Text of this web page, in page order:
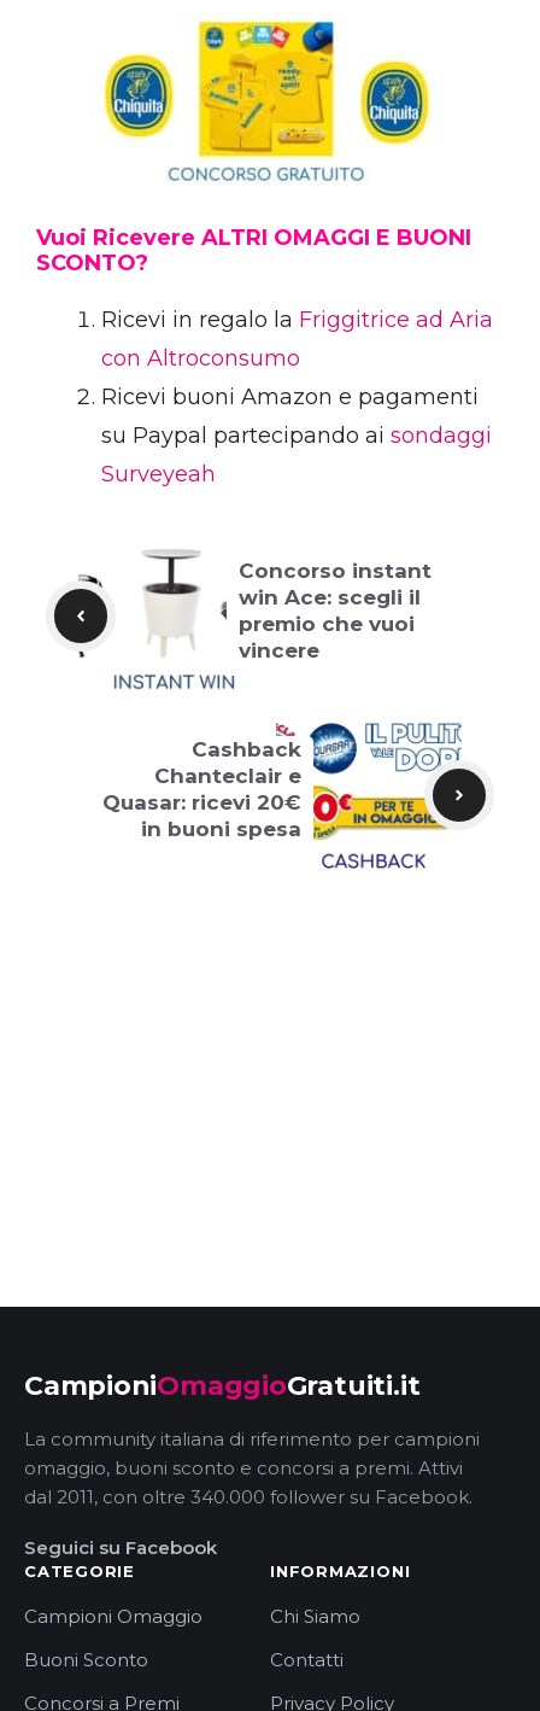
Vuoi Ricevere ALTRI OMAGGI E BUONI
SCONTO?
Ricevi in regalo la Friggitrice ad Aria
con Altroconsumo
Ricevi buoni Amazon e pagamenti
su Paypal partecipando ai sondaggi
Surveyeah
Concorso instant
win Ace: scegli il
premio che vuoi
vincere
Cashback
Chanteclair e
Quasar: ricevi 20€
in buoni spesa
CampioniOmaggioGratuiti.it
La community italiana di riferimento per campioni
omaggio, buoni sconto e concorsi a premi. Attivi
dal 2011, con oltre 340.000 follower su Facebook.
Seguici su Facebook
CATEGORIE
Campioni Omaggio
Buoni Sconto
Concorsi a Premi
INFORMAZIONI
Chi Siamo
Contatti
Privacy Policy